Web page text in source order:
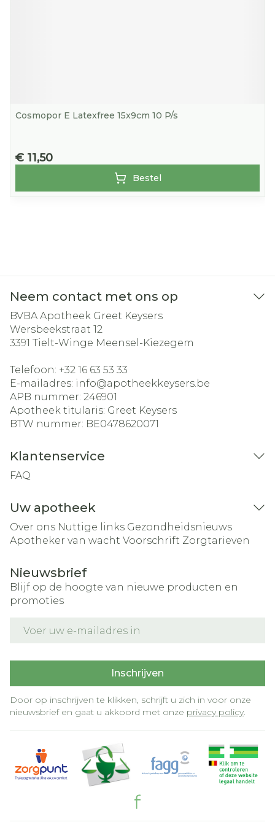
Cosmopor E Latexfree 15x9cm 10 P/s
€ 11,50
Bestel
Neem contact met ons op
BVBA Apotheek Greet Keysers
Wersbeekstraat 12
3391 Tielt-Winge Meensel-Kiezegem
Telefoon: +32 16 63 53 33
E-mailadres: info@apotheekkeysers.be
APB nummer: 246901
Apotheek titularis: Greet Keysers
BTW nummer: BE0478620071
Klantenservice
FAQ
Uw apotheek
Over ons Nuttige links Gezondheidsnieuws
Apotheker van wacht Voorschrift Zorgtarieven
Nieuwsbrief
Blijf op de hoogte van nieuwe producten en
promoties
Inschrijven
Door op inschrijven te klikken, schrijft u zich in voor onze
nieuwsbrief en gaat u akkoord met onze privacy policy.